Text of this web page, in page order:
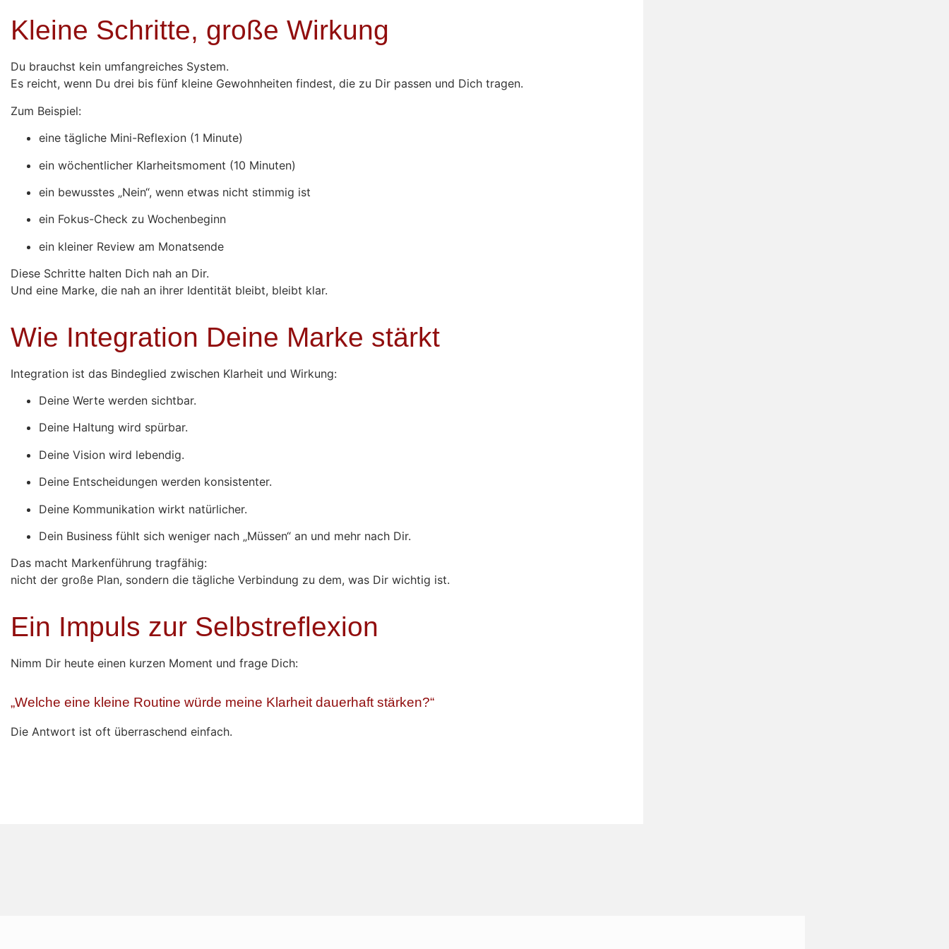
Kleine Schritte, große Wirkung
Du brauchst kein umfangreiches System.
Es reicht, wenn Du drei bis fünf kleine Gewohnheiten findest, die zu Dir passen und Dich tragen.
Zum Beispiel:
eine tägliche Mini-Reflexion (1 Minute)
ein wöchentlicher Klarheitsmoment (10 Minuten)
ein bewusstes „Nein“, wenn etwas nicht stimmig ist
ein Fokus-Check zu Wochenbeginn
ein kleiner Review am Monatsende
Diese Schritte halten Dich nah an Dir.
Und eine Marke, die nah an ihrer Identität bleibt, bleibt klar.
Wie Integration Deine Marke stärkt
Integration ist das Bindeglied zwischen Klarheit und Wirkung:
Deine Werte werden sichtbar.
Deine Haltung wird spürbar.
Deine Vision wird lebendig.
Deine Entscheidungen werden konsistenter.
Deine Kommunikation wirkt natürlicher.
Dein Business fühlt sich weniger nach „Müssen“ an und mehr nach Dir.
Das macht Markenführung tragfähig:
nicht der große Plan, sondern die tägliche Verbindung zu dem, was Dir wichtig ist.
Ein Impuls zur Selbstreflexion
Nimm Dir heute einen kurzen Moment und frage Dich:
„Welche eine kleine Routine würde meine Klarheit dauerhaft stärken?“
Die Antwort ist oft überraschend einfach.